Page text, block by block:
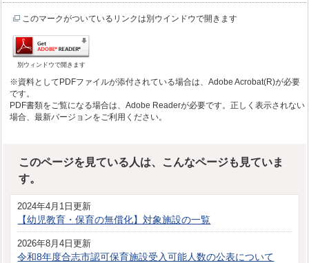
このマークがついているリンクは別ウインドウで開きます
別ウィンドウで開きます
※資料としてPDFファイルが添付されている場合は、Adobe Acrobat(R)が必要
です。
PDF書類をご覧になる場合は、Adobe Readerが必要です。正しく表示されない
場合、最新バージョンをご利用ください。
このページを見ている人は、こんなページも見ていま
す。
2024年4月1日更新
【幼児教育・保育の無償化】対象施設の一覧
2026年8月4日更新
令和8年度合志市認可保育施設受入可能人数の公表について